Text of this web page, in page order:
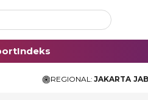
Indeks
REGIONAL: JAKARTA